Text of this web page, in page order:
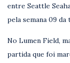
entre Seattle
pela semana 09
No Lumen Field,
partida que foi